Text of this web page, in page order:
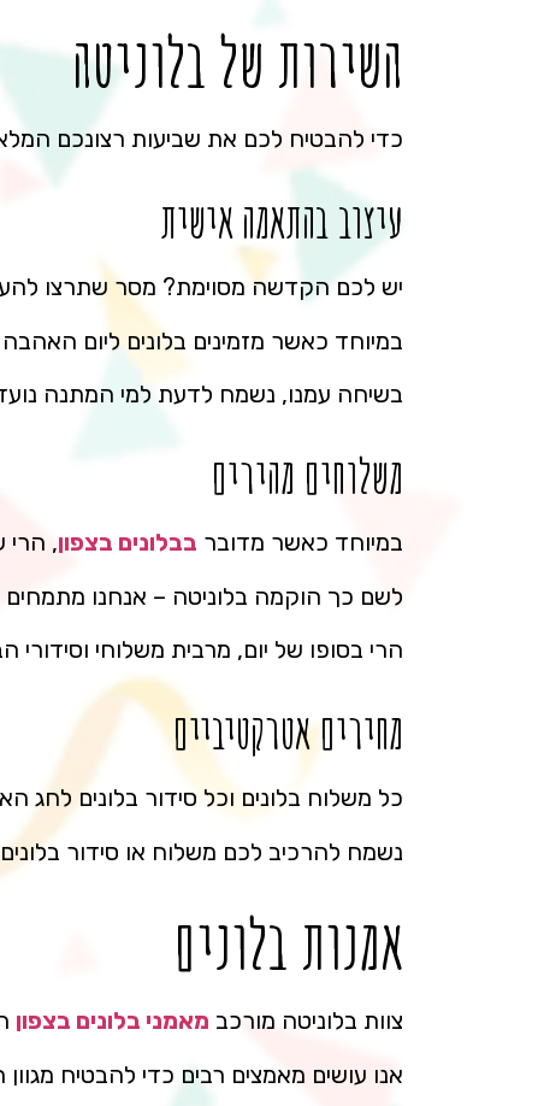
השירות של בלוניטה
כדי להבטיח לכם את שביעות רצונכם
עיצוב בהתאמה אישית
יש לכם הקדשה מסוימת? מסר שתרצו
במיוחד כאשר מזמינים בלונים ליום
בשיחה עמנו, נשמח לדעת למי המתנה
משלוחים מהירים
במיוחד כאשר מדובר בבלונים בצפון, הרי
לשם כך הוקמה בלוניטה – אנחנו מתמחים
הרי בסופו של יום, מרבית משלוחי
מחירים אטרקטיביים
כל משלוח בלונים וכל סידור בלונים
נשמח להרכיב לכם משלוח או סידור
אמנות בלונים
צוות בלוניטה מורכב מאמני בלונים בצפון
אנו עושים מאמצים רבים כדי להבטיח